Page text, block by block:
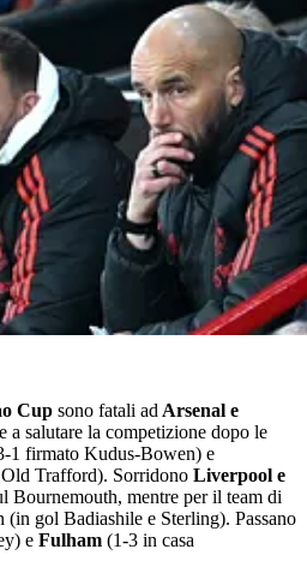
Cup sono fatali ad Arsenal e
a salutare la competizione dopo le
1 firmato Kudus-Bowen) e
Old Trafford). Sorridono Liverpool e
Bournemouth, mentre per il team di
gol Badiashile e Sterling). Passano
e Fulham (1-3 in casa